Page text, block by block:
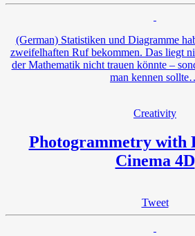
(German) Statistiken und Diagramme
zweifelhaften Ruf bekommen. Das liegt
der Mathematik nicht trauen könnte –
man kennen
Creativity
Photogrammetry with
Cinema 4D
Tweet